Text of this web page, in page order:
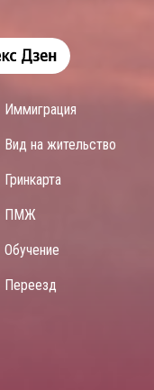
Иммиграция
Вид на жительство
Гринкарта
ПМЖ
Обучение
Переезд